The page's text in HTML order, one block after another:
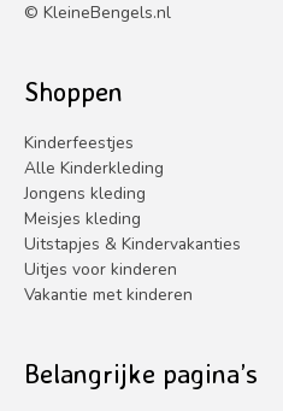
© KleineBengels.nl
Shoppen
Kinderfeestjes
Alle Kinderkleding
Jongens kleding
Meisjes kleding
Uitstapjes & Kindervakanties
Uitjes voor kinderen
Vakantie met kinderen
Belangrijke pagina’s